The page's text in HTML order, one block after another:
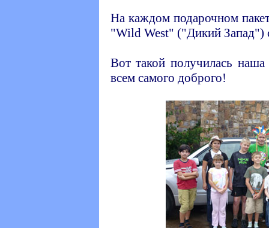
На каждом подарочном
"Wild West" ("Дикий Запад")
Вот такой получилась наша
всем самого доброго!